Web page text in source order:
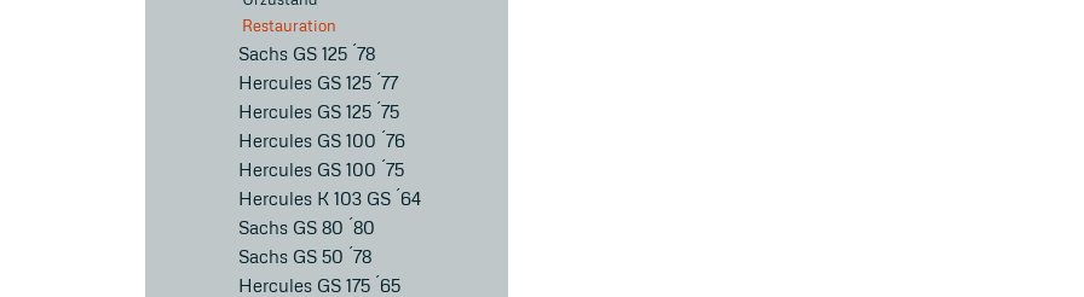
Restauration
Sachs GS 125 ´78
Hercules GS 125 ´77
Hercules GS 125 ´75
Hercules GS 100 ´76
Hercules GS 100 ´75
Hercules K 103 GS ´64
Sachs GS 80 ´80
Sachs GS 50 ´78
Hercules GS 175 ´65